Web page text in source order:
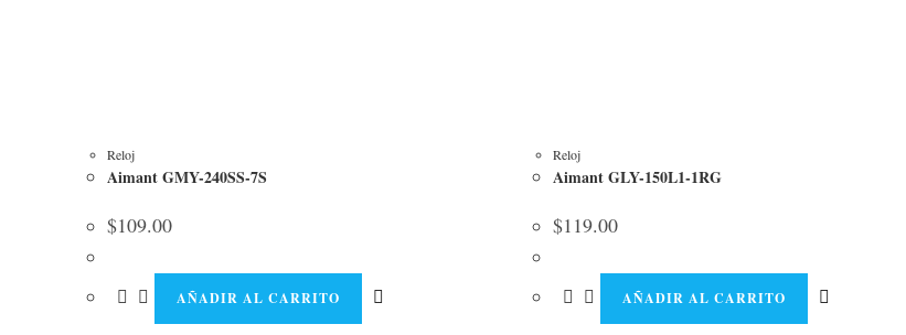
Reloj
Aimant GMY-240SS-7S
$109.00
AÑADIR AL CARRITO
Reloj
Aimant GLY-150L1-1RG
$119.00
AÑADIR AL CARRITO